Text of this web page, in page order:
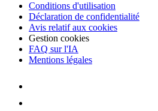
Conditions d'utilisation
Déclaration de confidentialité
Avis relatif aux cookies
Gestion cookies
FAQ sur l'IA
Mentions légales